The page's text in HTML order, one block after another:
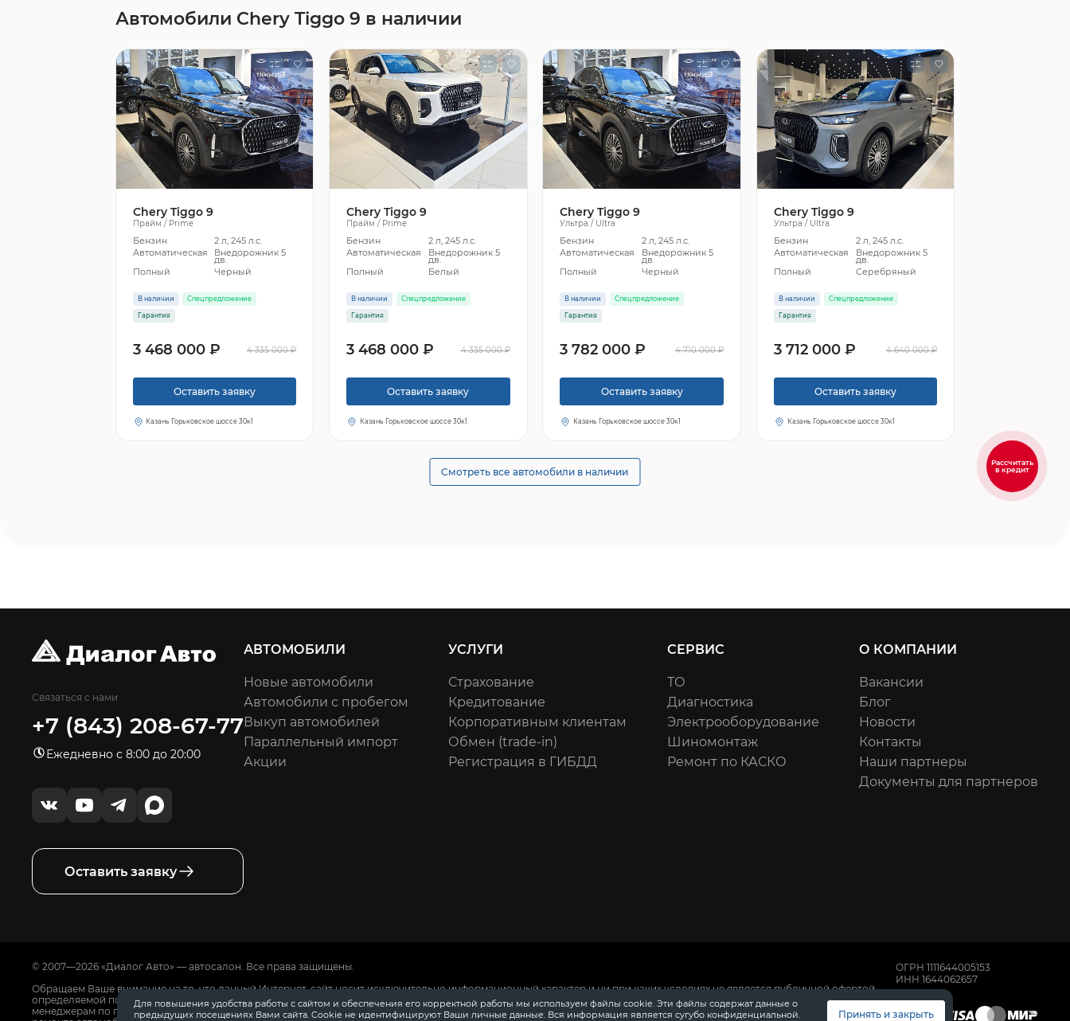
Автомобили Chery Tiggo 9 в наличии
Chery Tiggo 9
Прайм / Prime
Бензин
2 л, 245 л.с.
Автоматическая
Внедорожник 5
дв.
Полный
Черный
В наличии Спецпредложение
Гарантия
3 468 000 ₽ 4 335 000 ₽
Оставить заявку
Казань Горьковское шоссе 30к1
Chery Tiggo 9
Прайм / Prime
Бензин
2 л, 245 л.с.
Автоматическая
Внедорожник 5
дв.
Полный
Белый
В наличии Спецпредложение
Гарантия
3 468 000 ₽ 4 335 000 ₽
Оставить заявку
Казань Горьковское шоссе 30к1
Chery Tiggo 9
Ультра / Ultra
Бензин
2 л, 245 л.с.
Автоматическая
Внедорожник 5
дв.
Полный
Черный
В наличии Спецпредложение
Гарантия
3 782 000 ₽ 4 710 000 ₽
Оставить заявку
Казань Горьковское шоссе 30к1
Chery Tiggo 9
Ультра / Ultra
Бензин
2 л, 245 л.с.
Автоматическая
Внедорожник 5
дв.
Полный
Серебряный
В наличии Спецпредложение
Гарантия
3 712 000 ₽ 4 640 000 ₽
Оставить заявку
Казань Горьковское шоссе 30к1
Смотреть все автомобили в наличии
Связаться с нами
+7 (843) 208-67-77
Ежедневно с 8:00 до 20:00
Оставить заявку
АВТОМОБИЛИ
Новые автомобили
Автомобили с пробегом
Выкуп автомобилей
Параллельный импорт
Акции
УСЛУГИ
Страхование
Кредитование
Корпоративным клиентам
Обмен (trade-in)
Регистрация в ГИБДД
СЕРВИС
ТО
Диагностика
Электрооборудование
Шиномонтаж
Ремонт по КАСКО
О КОМПАНИИ
Вакансии
Блог
Новости
Контакты
Наши партнеры
Документы для партнеров
© 2007—2026 «Диалог Авто» — автосалон. Все права защищены.
Обращаем Ваше внимание на то, что данный Интернет-сайт носит исключительно информационный характер и ни при каких условиях не является публичной офертой,
определяемой положениями Статьи 437 Гражданского Кодекса Российской Федерации.Для получения подробной информации о стоимости автомобилей обращайтесь к
менеджерам по продажам автосалонов Диалог Авто. Для получения информации о приобретении автомобилей в кредит, страховании, техническом обслуживании и
ОГРН 1111644005153
ИНН 1644062657
Для повышения удобства работы с сайтом и обеспечения его корректной работы мы используем файлы cookie. Эти файлы содержат данные о
предыдущих посещениях Вами сайта. Cookie не идентифицируют Ваши личные данные. Вся информация является сугубо конфиденциальной.
Принять и закрыть
Рассчитать
в кредит